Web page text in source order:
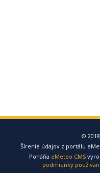
©
Šírenie údajov z portálu
Poháňa eMeteo CMS
podmienky